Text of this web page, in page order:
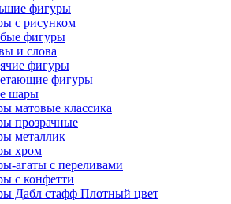
фигуры
с рисунком
фигуры
и слова
фигуры
фигуры
шары
матовые классика
прозрачные
металлик
хром
агаты с переливами
с конфетти
Дабл стафф Плотный цвет